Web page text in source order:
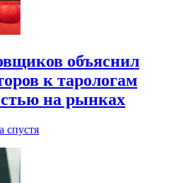
объяснил
к тарологам
на рынках
спустя